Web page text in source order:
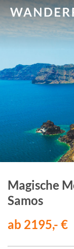
Magische
Samos
ab 2195,- €